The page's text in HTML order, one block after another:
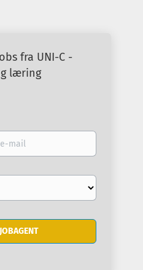
fra UNI-C -
læring